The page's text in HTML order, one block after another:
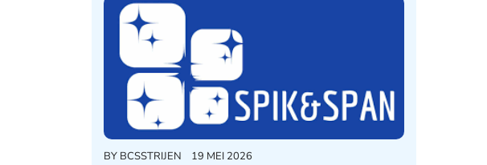
BY BCSSTRIJEN 19 MEI 2026